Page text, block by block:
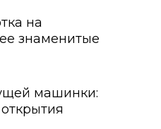
на
знаменитые
машинки: